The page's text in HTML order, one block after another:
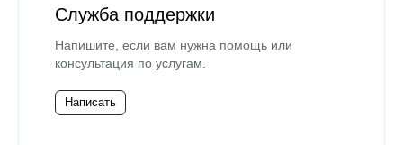
Служба поддержки
Напишите, если вам нужна помощь или
консультация по услугам.
Написать